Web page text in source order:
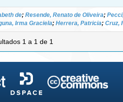
de; Resende, Renato de Oliveira;
Irma Graciela; Herrera, Patricia; Cruz,
1 a 1 de 1